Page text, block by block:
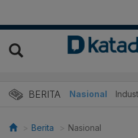
BERITA Nasional
Berita Nasional